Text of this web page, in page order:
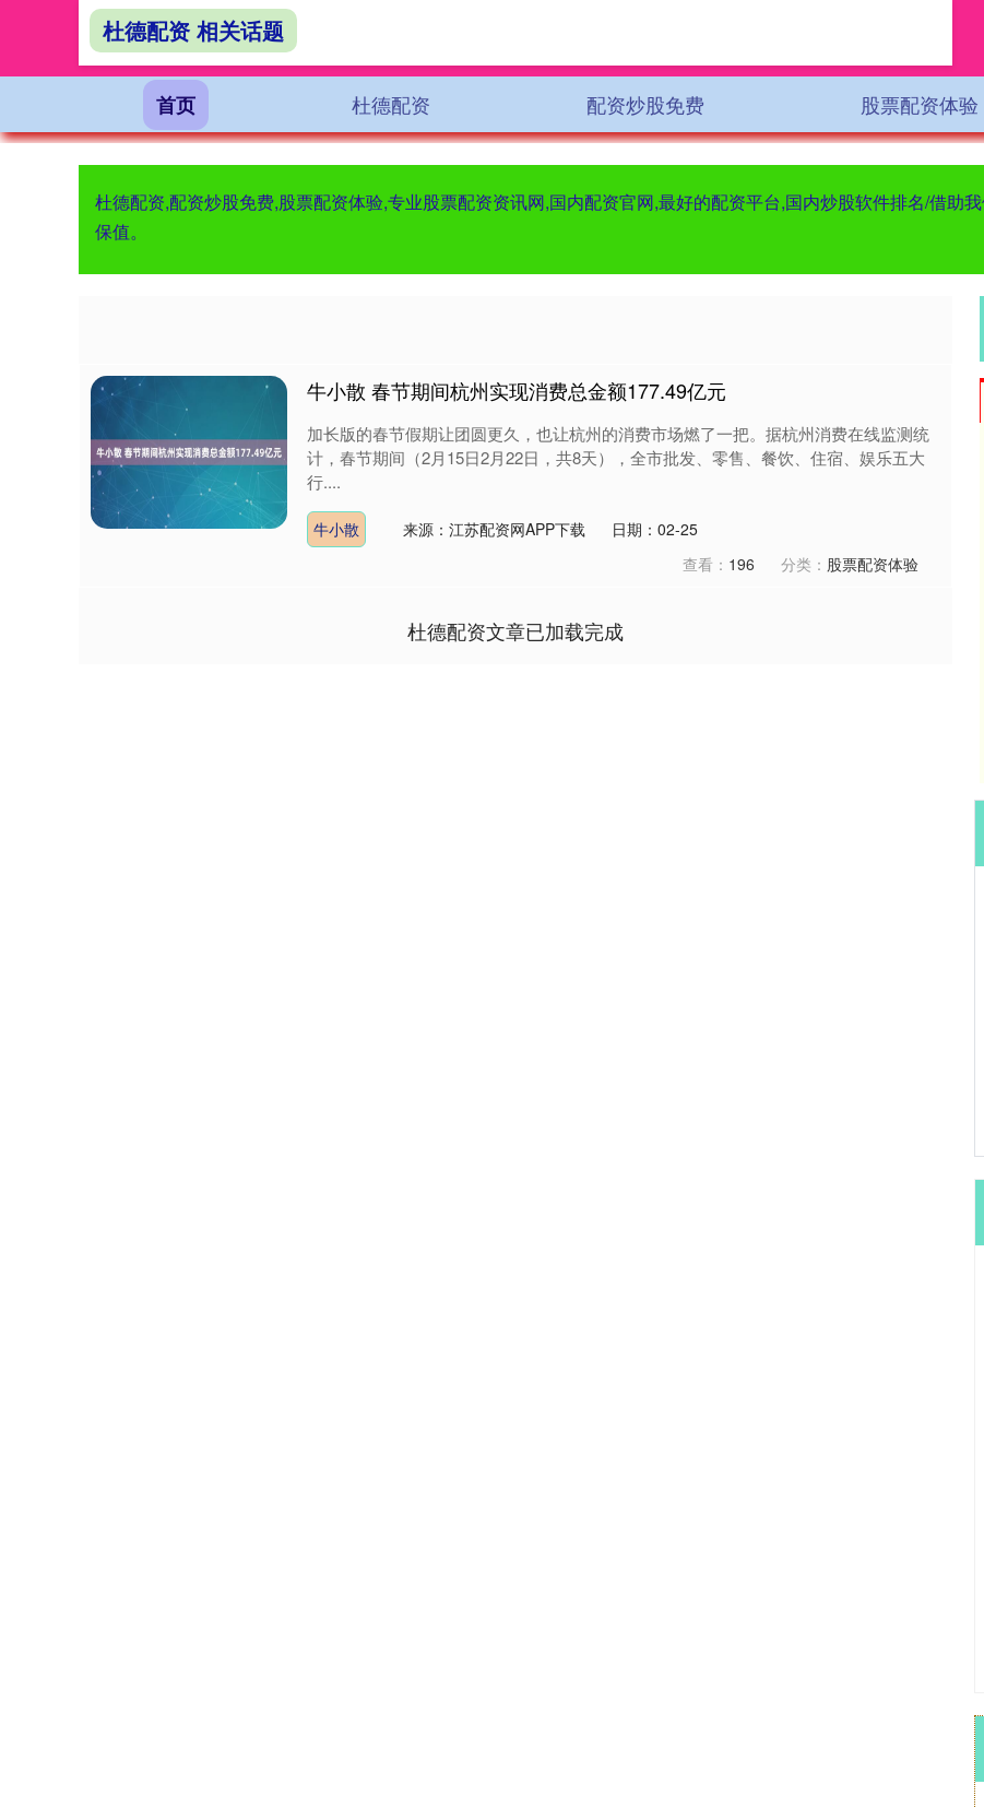
首页 杜德配资 配资炒股免费 股票配资体验
杜德配资,配资炒股免费,股票配资体验,专业股票配资资讯网,国内配资官网,最好的配资平台,国内炒股软件排名/借助
保值。
杜德配资 相关话题
牛小散 春节期间杭州实现消费总金额177.49亿元
加长版的春节假期让团圆更久，也让杭州的消费市场燃了一把。据杭州消费在线监测统
计，春节期间（2月15日2月22日，共8天），全市批发、零售、餐饮、住宿、娱乐五大
行....
牛小散 来源：江苏配资网APP下载
日期：02-25
查看： 196 分类： 股票配资体验
杜德配资文章已加载完成